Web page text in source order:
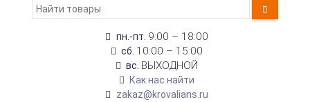
пн.-пт. 9:00 – 18:00
сб. 10:00 – 15:00
вс. ВЫХОДНОЙ
Как нас найти
zakaz@krovalians.ru